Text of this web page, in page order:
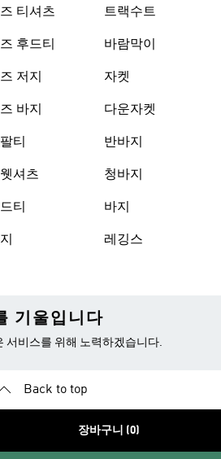
티셔츠
후드티
저지
바지
티
셔츠
티
트랙수트
바람막이
자켓
다운자켓
반바지
청바지
바지
레깅스
기울입니다
서비스를 위해 노력하겠습니다.
Back to top
장바구니 (0)